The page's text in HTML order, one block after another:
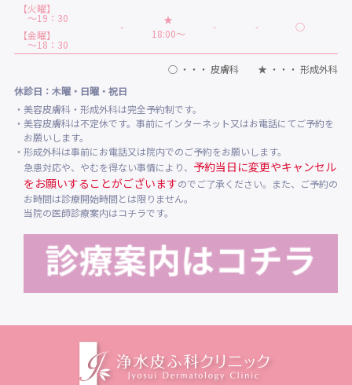
【火曜】
～19：30
【金曜】
～18：30
-
★
18:00～
- - ○
○ ・・・ 皮膚科 ★ ・・・ 形成外科
休診日：木曜・日曜・祝日
・美容皮膚科・形成外科は完全予約制です。
・美容皮膚科は不定休です。事前にインターネット又はお電話にてご予約を
お願いします。
・形成外科は事前にお電話又は院内でのご予約をお願いします。
急患対応や、やむを得ない事情により、 予約当日に変更やキャンセル
をお願いすることがございますのでご了承ください。また、ご予約の
お時間は診療開始時間とは限りません。
当院の医師診療案内はコチラです。